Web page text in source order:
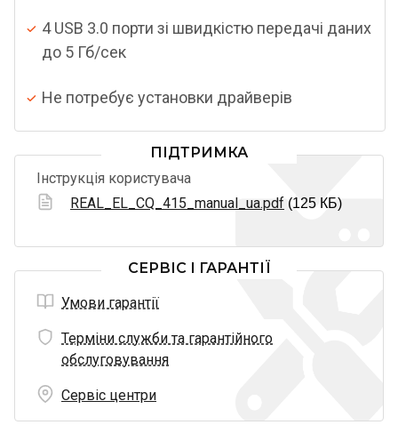
4 USB 3.0 порти зі швидкістю передачі даних
до 5 Гб/сек
Не потребує установки драйверів
ПІДТРИМКА
Інструкція користувача
REAL_EL_CQ_415_manual_ua.pdf (125 КБ)
СЕРВІС І ГАРАНТІЇ
Умови гарантії
Терміни служби та гарантійного
обслуговування
Сервіс центри